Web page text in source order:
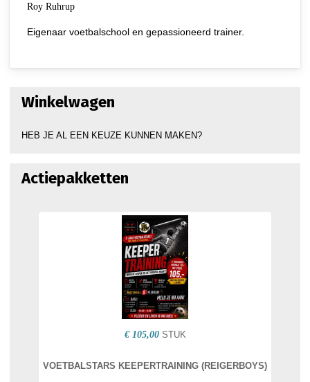
Roy Ruhrup
Eigenaar voetbalschool en gepassioneerd trainer.
Winkelwagen
HEB JE AL EEN KEUZE KUNNEN MAKEN?
Actiepakketten
€ 105,00 STUK
VOETBALSTARS KEEPERTRAINING (REIGERBOYS)